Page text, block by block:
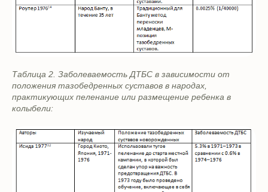
Таблица 2. Заболеваемость ДТБС в зависимости от
положения тазобедренных суставов в народах,
практикующих пеленание или размещение ребенка в
колыбели: